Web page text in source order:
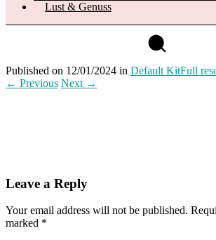
Lust & Genuss
Published on 12/01/2024 in Default KitFull
← Previous Next →
Leave a Reply
Your email address will not be published.
marked *